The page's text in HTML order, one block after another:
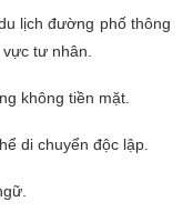
lịch đường phố thông
tư nhân.
không tiền mặt.
di chuyển độc lập.